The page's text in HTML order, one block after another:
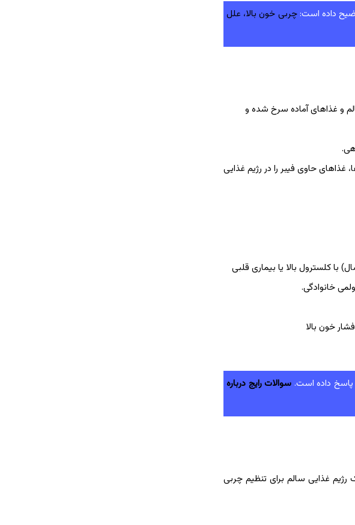
داده است:چربی خون بالا، علل
و غذاهای آماده سرخ شده و
غذاهای حاوی فیبر را در رژیم غذایی
خانواده ها، ممکن است چندین نفر در سنین نسبتاً جوان (مردان زیر 55 سال و زنان زیر 65 سال) با کلسترول بالا یا بیماری قلبی
خانوادگی.
پاسخ داده است. سوالات رایج درباره
غذایی سالم برای تنظیم چربی